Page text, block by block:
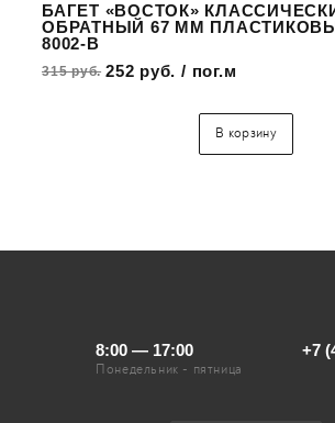
БАГЕТ «ВОСТОК»
ОБРАТНЫЙ 67 ММ
8002-B
315 руб. 252 руб. / пог.м
В корзину
8:00 — 17:00
Понедельник - пятница
+7